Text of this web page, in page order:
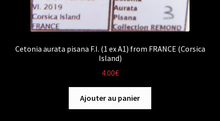
Cetonia aurata pisana F.I. (1 ex A1) from FRANCE (Corsica
Island)
4.00€
Ajouter au panier